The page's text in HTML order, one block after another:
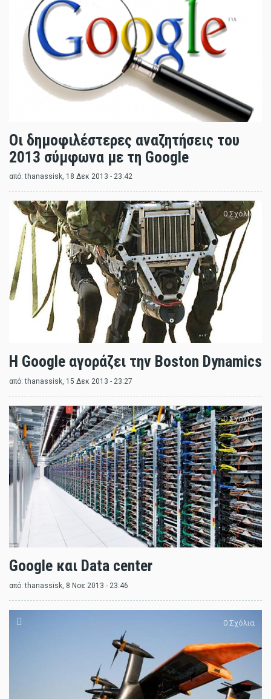
Oι δημοφιλέστερες αναζητήσεις του
2013 σύμφωνα με τη Google
από:thanassisk, 18 Δεκ 2013 - 23:42
0 Σχόλια
Η Google αγοράζει την Boston Dynamics
από:thanassisk , 15 Δεκ 2013 - 23:27
0 Σχόλια
Google και Data center
από:thanassisk , 8 Νοε 2013 - 23:46
0 Σχόλια